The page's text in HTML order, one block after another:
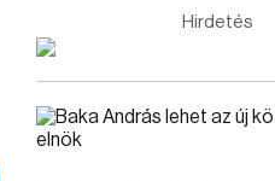
Hirdetés